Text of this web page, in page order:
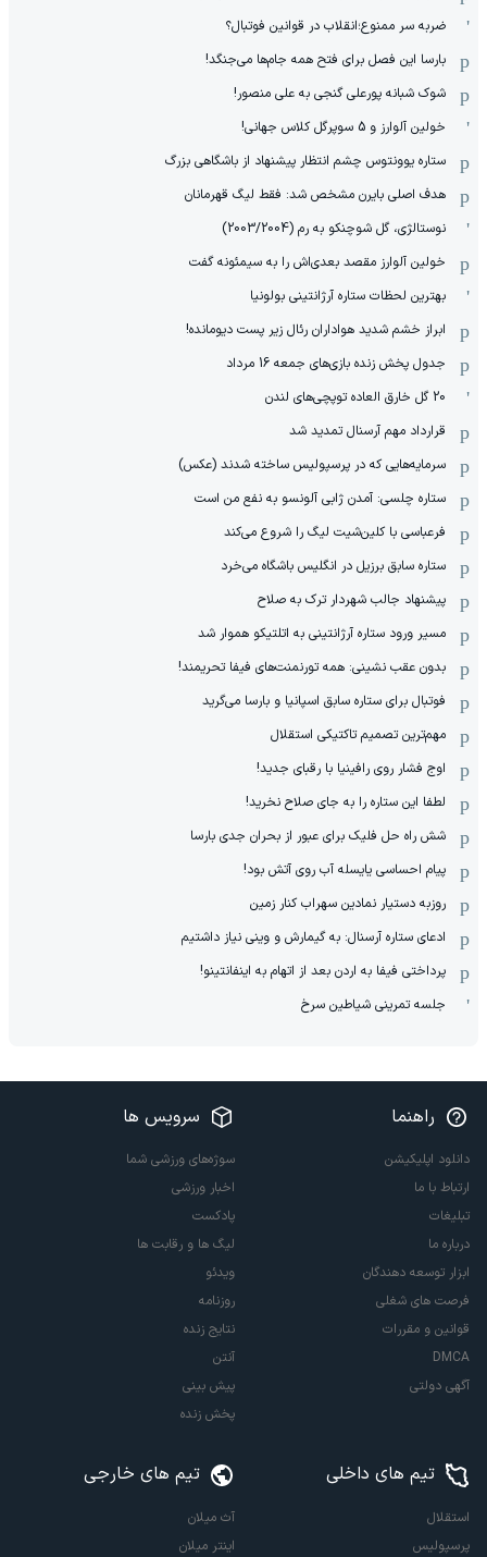
ضربه سر ممنوع؛انقلاب در قوانین فوتبال؟
بارسا این فصل برای فتح همه جام‌ها می‌جنگد!
شوک شبانه پورعلی گنجی به علی منصور!
خولین آلوارز و 5 سوپرگل کلاس جهانی!
ستاره یوونتوس چشم انتظار پیشنهاد از باشگاهی بزرگ
هدف اصلی بایرن مشخص شد: فقط لیگ قهرمانان
نوستالژی، گل شوچنکو به رم (2003/2004)
خولین آلوارز مقصد بعدی‌اش را به سیمئونه گفت
بهترین لحظات ستاره آرژانتینی بولونیا
ابراز خشم شدید هواداران رئال زیر پست دیومانده!
جدول پخش زنده بازی‌های جمعه 16 مرداد
20 گل خارق العاده توپچی‌های لندن
قرارداد مهم آرسنال تمدید شد
سرمایه‌هایی که در پرسپولیس ساخته شدند (عکس)
ستاره چلسی: آمدن ژابی آلونسو به نفع من است
فرعباسی با کلین‌شیت لیگ را شروع می‌کند
ستاره سابق برزیل در انگلیس باشگاه می‌خرد
پیشنهاد جالب شهردار ترک به صلاح
مسیر ورود ستاره آرژانتینی به اتلتیکو هموار شد
بدون عقب نشینی: همه تورنمنت‌های فیفا تحریمند!
فوتبال برای ستاره سابق اسپانیا و بارسا می‌گرید
مهم‌ترین تصمیم تاکتیکی استقلال
اوج فشار روی رافینیا با رقبای جدید!
لطفا این ستاره را به جای صلاح نخرید!
شش راه حل فلیک برای عبور از بحران جدی بارسا
پیام احساسی یایسله آب روی آتش بود!
روزبه دستیار نمادین سهراب کنار زمین
ادعای ستاره آرسنال: به گیمارش و وینی نیاز داشتیم
پرداختی فیفا به اردن بعد از اتهام به اینفانتینو!
جلسه تمرینی شیاطین سرخ
راهنما
دانلود اپلیکیشن
ارتباط با ما
تبلیغات
درباره ما
ابزار توسعه دهندگان
فرصت های شغلی
قوانین و مقررات
DMCA
آگهی دولتی
سرویس ها
سوژه‌های ورزشی شما
اخبار ورزشی
پادکست
لیگ ها و رقابت ها
ویدئو
روزنامه
نتایج زنده
آنتن
پیش بینی
پخش زنده
تیم های داخلی
استقلال
پرسپولیس
تیم های خارجی
آث میلان
اینتر میلان